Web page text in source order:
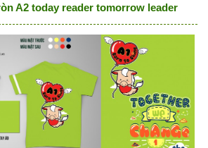
A2 today reader tomorrow leader